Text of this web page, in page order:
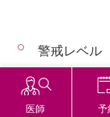
医師 予
© 2026 著作権©ア
警戒レベル
Hospital